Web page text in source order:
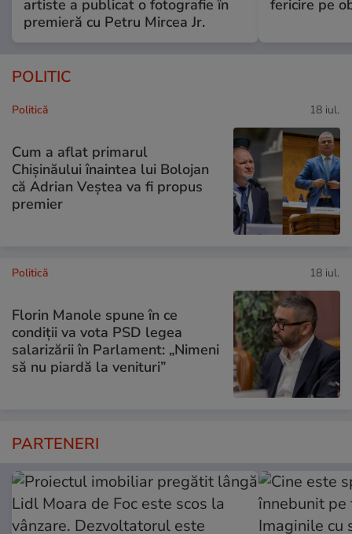
artiste a publicat o fotografie în
premieră cu Petru Mircea Jr.
fericire pe
POLITIC
Politică 18 iul.
Cum a aflat primarul
Chișinăului înaintea lui Bolojan
că Adrian Veștea va fi propus
premier
Politică 18 iul.
Florin Manole spune în ce
condiții va vota PSD legea
salarizării în Parlament: „Nimeni
să nu piardă la venituri”
PARTENERI